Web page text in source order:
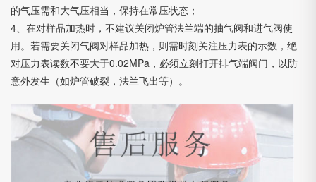
的气压需和大气压相当，保持在常压状态；
4、在对样品加热时，不建议关闭炉管法兰端的抽气阀和进气阀使
用。若需要关闭气阀对样品加热，则需时刻关注压力表的示数，绝
对压力表读数不要大于0.02MPa，必须立刻打开排气端阀门，以防
意外发生（如炉管破裂，法兰飞出等）。